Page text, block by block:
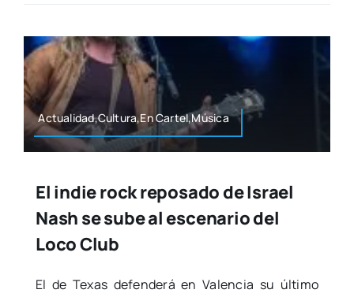
Actualidad,Cultura,En Cartel,Música
El indie rock reposado de Israel
Nash se sube al escenario del
Loco Club
El de Texas defen­de­rá en Valen­cia su últi­mo